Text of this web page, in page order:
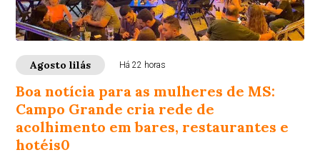
Agosto lilás Há 22 horas
Boa notícia para as mulheres de MS:
Campo Grande cria rede de
acolhimento em bares, restaurantes e
hotéis0